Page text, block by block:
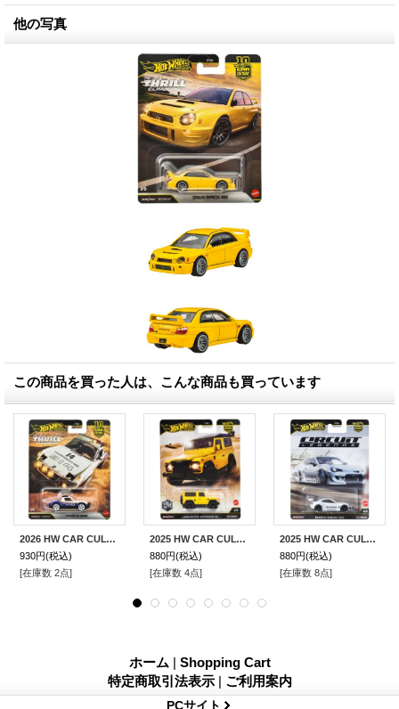
他の写真
この商品を買った人は、こんな商品も買っています
2026 HW CAR CULTURE "スリル クライマーズ " 【ポルシェ 914 サファリ】WHITE/RR
930円(税込)
[在庫数 2点]
2025 HW CAR CULTURE "HW オフロード" 【ランドローバー ディフェンダー 90】YELLOW/RR
880円(税込)
[在庫数 4点]
2025 HW CAR CULTURE "サーキット レジェンズ" 【パンデム スバル BRZ】WHITE/RR
880円(税込)
[在庫数 8点]
ホーム | Shopping Cart
特定商取引法表示 | ご利用案内
PCサイト